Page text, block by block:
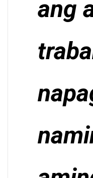
ang